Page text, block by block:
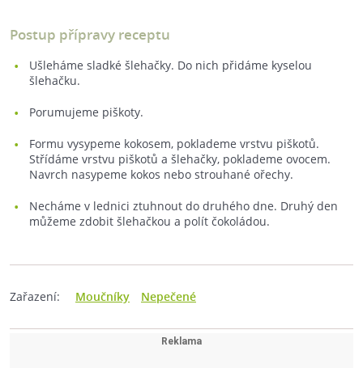
Postup přípravy receptu
Ušleháme sladké šlehačky. Do nich přidáme kyselou
šlehačku.
Porumujeme piškoty.
Formu vysypeme kokosem, poklademe vrstvu piškotů.
Střídáme vrstvu piškotů a šlehačky, poklademe ovocem.
Navrch nasypeme kokos nebo strouhané ořechy.
Necháme v lednici ztuhnout do druhého dne. Druhý den
můžeme zdobit šlehačkou a polít čokoládou.
Zařazení: Moučníky Nepečené